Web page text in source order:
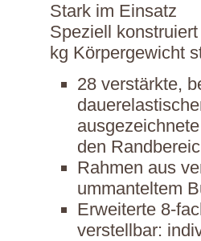
Stark im Einsatz
Speziell
kg Körpergewicht
28 verstärkte,
den
Rahmen aus
ummanteltem
Erweiterte 8-
verstellbar: